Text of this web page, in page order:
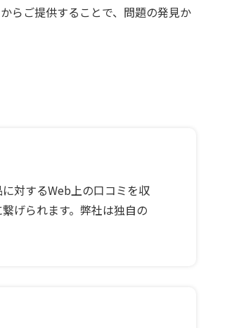
らご提供することで、問題の発見か
対するWeb上の口コミを収
げられます。弊社は独自の